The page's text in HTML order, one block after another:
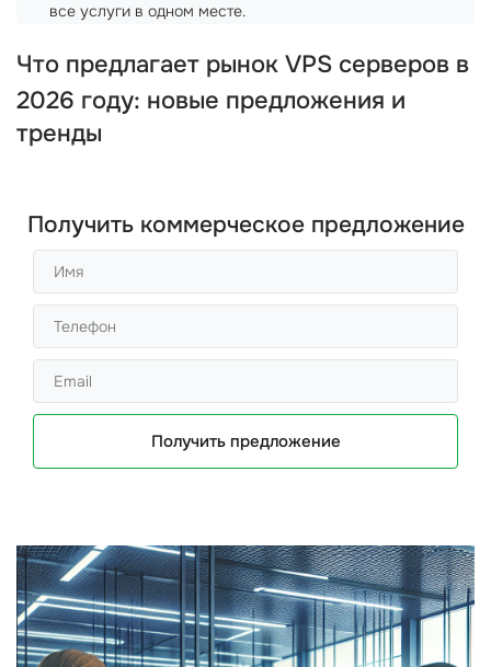
все услуги в одном месте.
Что предлагает рынок VPS серверов в
2026 году: новые предложения и
тренды
Получить коммерческое предложение
Получить предложение